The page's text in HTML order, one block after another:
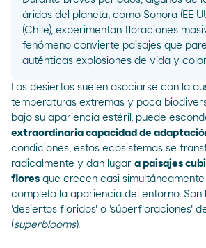
áridos del planeta, como Sonora (EE
(Chile), experimentan floraciones
fenómeno convierte paisajes que
auténticas explosiones de vida y
Los desiertos suelen asociarse con la
temperaturas extremas y poca
bajo su apariencia estéril, puede
extraordinaria capacidad de
condiciones, estos ecosistemas se
radicalmente y dan lugar a paisajes
flores que crecen casi
completo la apariencia del entorno. Son
'desiertos floridos' o 'súperfloraciones'
(superblooms).